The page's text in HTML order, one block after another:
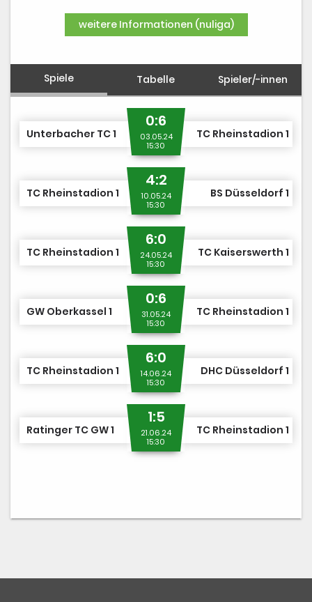
weitere Informationen (nuliga)
Spiele Tabelle Spieler/-innen
Unterbacher TC 1
0:6
03.05.24
15:30
TC Rheinstadion 1
TC Rheinstadion 1
4:2
10.05.24
15:30
BS Düsseldorf 1
TC Rheinstadion 1
6:0
24.05.24
15:30
TC Kaiserswerth 1
GW Oberkassel 1
0:6
31.05.24
15:30
TC Rheinstadion 1
TC Rheinstadion 1
6:0
14.06.24
15:30
DHC Düsseldorf 1
Ratinger TC GW 1
1:5
21.06.24
15:30
TC Rheinstadion 1